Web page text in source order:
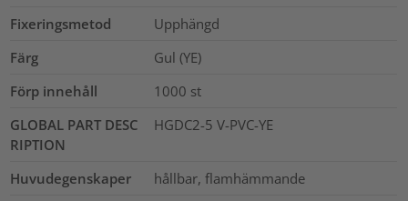
Fixeringsmetod
Upphängd
Färg
Gul (YE)
Förp innehåll
1000 st
GLOBAL PART DESC
RIPTION
HGDC2-5 V-PVC-YE
Huvudegenskaper
hållbar, flamhämmande